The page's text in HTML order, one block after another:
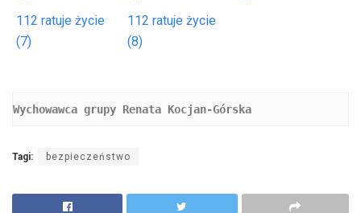
112 ratuje życie
(7)
112 ratuje życie
(8)
Wychowawca grupy Renata Kocjan-Górska
Tagi: bezpieczeństwo